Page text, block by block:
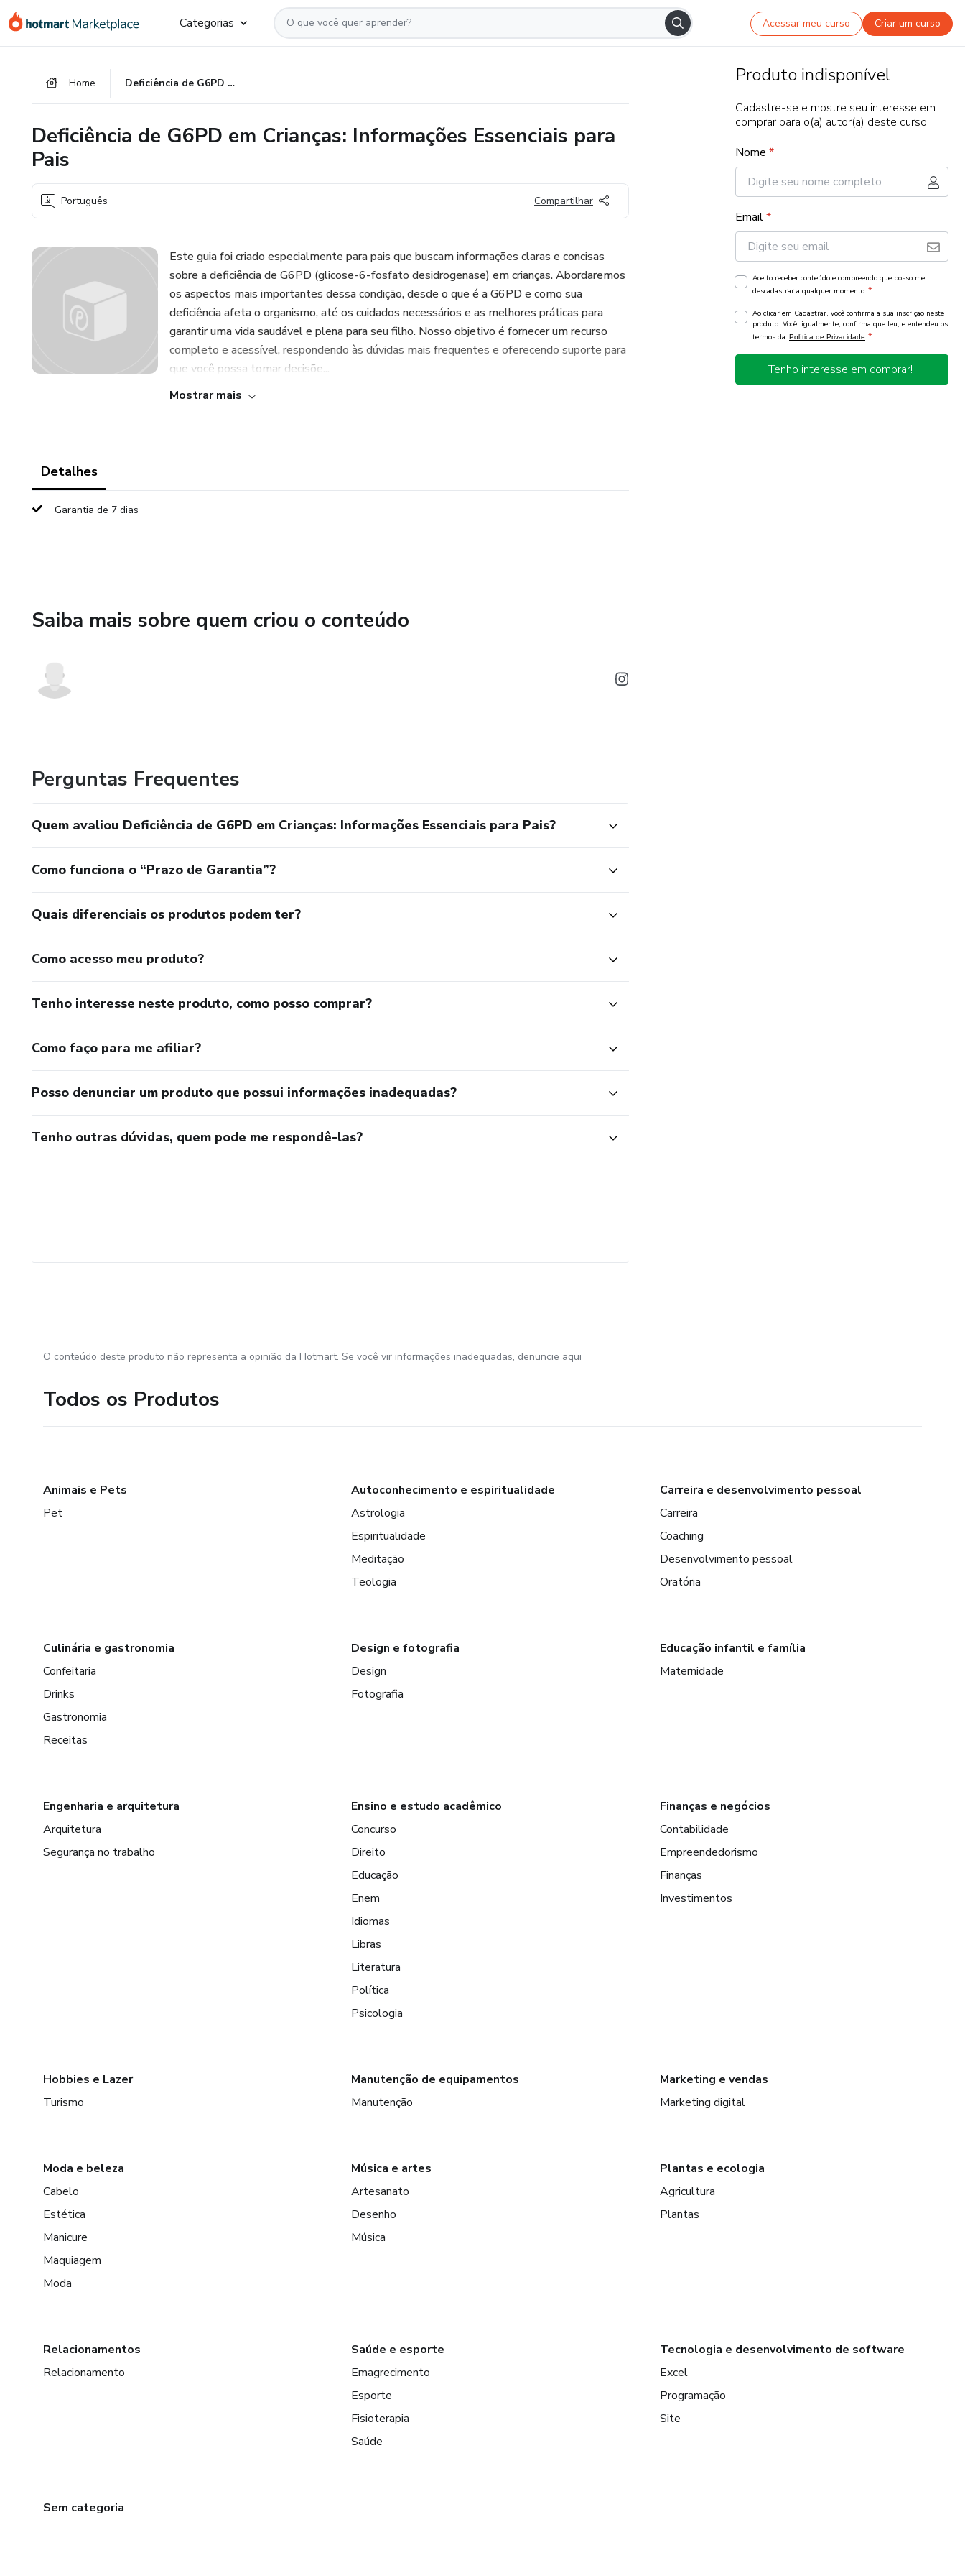
para
para
para
Categorias Acessar meu curso Criar um curso
Home Deficiência de G6PD em Crianças: Informações Essenciais para Pais
Deficiência de G6PD em Crianças: Informações Essenciais para
Pais
Português Compartilhar
Este guia foi criado especialmente para pais que buscam informações claras e concisas
sobre a deficiência de G6PD (glicose-6-fosfato desidrogenase) em crianças. Abordaremos
os aspectos mais importantes dessa condição, desde o que é a G6PD e como sua
deficiência afeta o organismo, até os cuidados necessários e as melhores práticas para
garantir uma vida saudável e plena para seu filho. Nosso objetivo é fornecer um recurso
completo e acessível, respondendo às dúvidas mais frequentes e oferecendo suporte para
que você possa tomar decisõe...
Mostrar mais
Detalhes
Garantia de 7 dias
Saiba mais sobre quem criou o conteúdo
Perguntas Frequentes
Quem avaliou Deficiência de G6PD em Crianças: Informações Essenciais para Pais?
Como funciona o “Prazo de Garantia”?
Quais diferenciais os produtos podem ter?
Como acesso meu produto?
Tenho interesse neste produto, como posso comprar?
Como faço para me afiliar?
Posso denunciar um produto que possui informações inadequadas?
Tenho outras dúvidas, quem pode me respondê-las?
Produto indisponível
Cadastre-se e mostre seu interesse em
comprar para o(a) autor(a) deste curso!
Nome *
Email*
Aceito receber conteúdo e compreendo que posso me
descadastrar a qualquer momento. *
Ao clicar em Cadastrar, você confirma a sua inscrição neste
produto. Você, igualmente, confirma que leu, e entendeu os
termos da Política de Privacidade *
Tenho interesse em comprar!
O conteúdo deste produto não representa a opinião da Hotmart. Se você vir informações inadequadas, denuncie aqui
Todos os Produtos
Animais e Pets
Pet
Autoconhecimento e espiritualidade
Astrologia
Espiritualidade
Meditação
Teologia
Carreira e desenvolvimento pessoal
Carreira
Coaching
Desenvolvimento pessoal
Oratória
Culinária e gastronomia
Confeitaria
Drinks
Gastronomia
Receitas
Design e fotografia
Design
Fotografia
Educação infantil e família
Maternidade
Engenharia e arquitetura
Arquitetura
Segurança no trabalho
Ensino e estudo acadêmico
Concurso
Direito
Educação
Enem
Idiomas
Libras
Literatura
Política
Psicologia
Finanças e negócios
Contabilidade
Empreendedorismo
Finanças
Investimentos
Hobbies e Lazer
Turismo
Manutenção de equipamentos
Manutenção
Marketing e vendas
Marketing digital
Moda e beleza
Cabelo
Estética
Manicure
Maquiagem
Moda
Música e artes
Artesanato
Desenho
Música
Plantas e ecologia
Agricultura
Plantas
Relacionamentos
Relacionamento
Saúde e esporte
Emagrecimento
Esporte
Fisioterapia
Saúde
Tecnologia e desenvolvimento de software
Excel
Programação
Site
Sem categoria